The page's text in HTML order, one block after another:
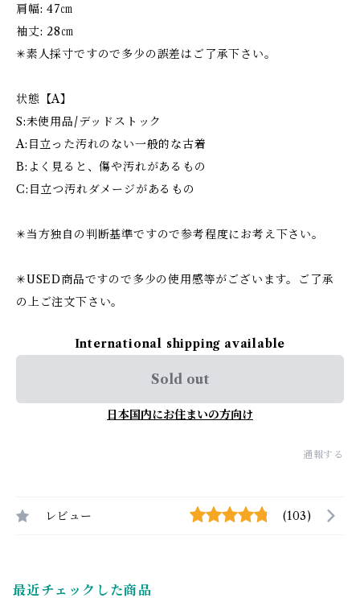
肩幅: 47㎝
袖丈: 28㎝
✳︎素人採寸ですので多少の誤差はご了承下さい。
状態【A】
S:未使用品/デッドストック
A:目立った汚れのない一般的な古着
B:よく見ると、傷や汚れがあるもの
C:目立つ汚れダメージがあるもの
✳︎当方独自の判断基準ですので参考程度にお考え下さい。
✳︎USED商品ですので多少の使用感等がございます。ご了承
の上ご注文下さい。
International shipping available
Sold out
日本国内にお住まいの方向け
通報する
レビュー (103)
最近チェックした商品